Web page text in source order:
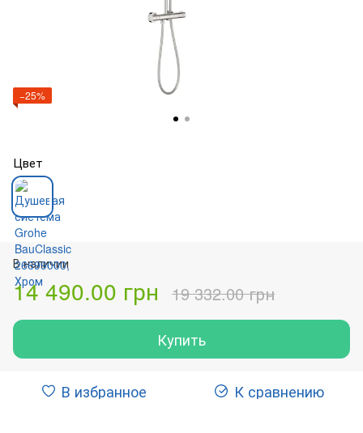
−25%
Цвет
В наличии
14 490.00 грн 19 332.00 грн
Купить
В избранное К сравнению